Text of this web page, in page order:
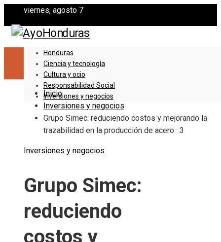
viernes, agosto 7
Honduras
Ciencia y tecnología
Cultura y ocio
Responsabilidad Social
Inversiones y negocios
Inicio
Inversiones y negocios
Grupo Simec: reduciendo costos y mejorando la
trazabilidad en la producción de acero · 3
Inversiones y negocios
Grupo Simec:
reduciendo
costos y